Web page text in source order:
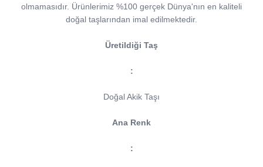
olmamasıdır. Ürünlerimiz %100 gerçek Dünya'nın en kaliteli
doğal taşlarından imal edilmektedir.
Üretildiği Taş
:
Doğal Akik Taşı
Ana Renk
: